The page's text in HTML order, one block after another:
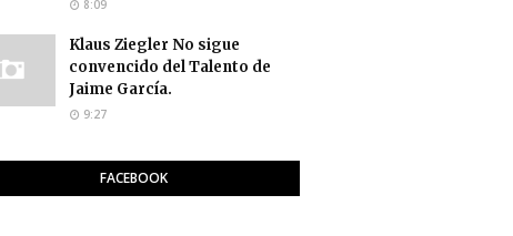
8:09
Klaus Ziegler No sigue
convencido del Talento de
Jaime García.
9:27
FACEBOOK